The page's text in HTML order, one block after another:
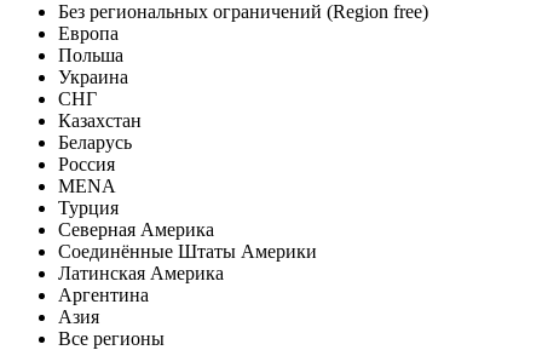
Без региональных ограничений (Region free)
Европа
Польша
Украина
СНГ
Казахстан
Беларусь
Россия
MENA
Турция
Северная Америка
Соединённые Штаты Америки
Латинская Америка
Аргентина
Азия
Все регионы